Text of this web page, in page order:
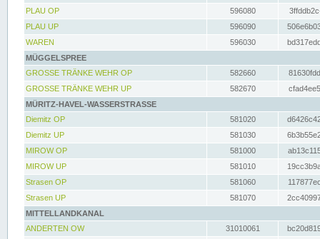
PLAU OP
596080
PLAU UP
596090
WAREN
596030
MÜGGELSPREE
GROSSE TRÄNKE WEHR OP
582660
GROSSE TRÄNKE WEHR UP
582670
MÜRITZ-HAVEL-WASSERSTRASSE
Diemitz OP
581020
Diemitz UP
581030
MIROW OP
581000
MIROW UP
581010
Strasen OP
581060
Strasen UP
581070
MITTELLANDKANAL
ANDERTEN OW
31010061